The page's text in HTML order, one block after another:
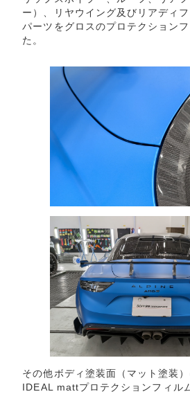
ー）、リヤウイング及びリアディ
パーツをグロスのプロテクション
た。
その他ボディ塗装面（マット塗装
IDEAL mattプロテクションフィル